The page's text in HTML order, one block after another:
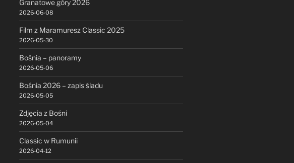
Granatowe góry 2026
2026-06-08
Film z Maramuresz Classic 2025
2026-05-30
Bośnia – panoramy
2026-05-06
Bośnia 2026 – zapis śladu
2026-05-05
Zdjęcia z Bośni
2026-05-04
Classic w Rumunii
2026-04-12